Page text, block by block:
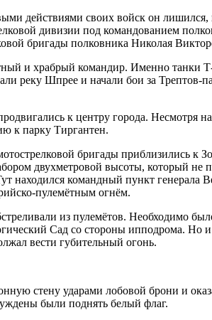
действиями своих войск он
дивизии под командованием
бригады полковника Николая
и храбрый командир. Именно танки Т-
реку Шпрее и начали бои за Трептов-
к центру города. Несмотря
к парку Тиргантен.
бригады приблизились к
двухметровой высоты, который не
находился командный пункт генерала
пулемётным огнём.
из пулемётов. Необходимо
Сад со стороны ипподрома. Но
вести губительный огонь.
стену ударами лобовой брони и
были поднять белый флаг.